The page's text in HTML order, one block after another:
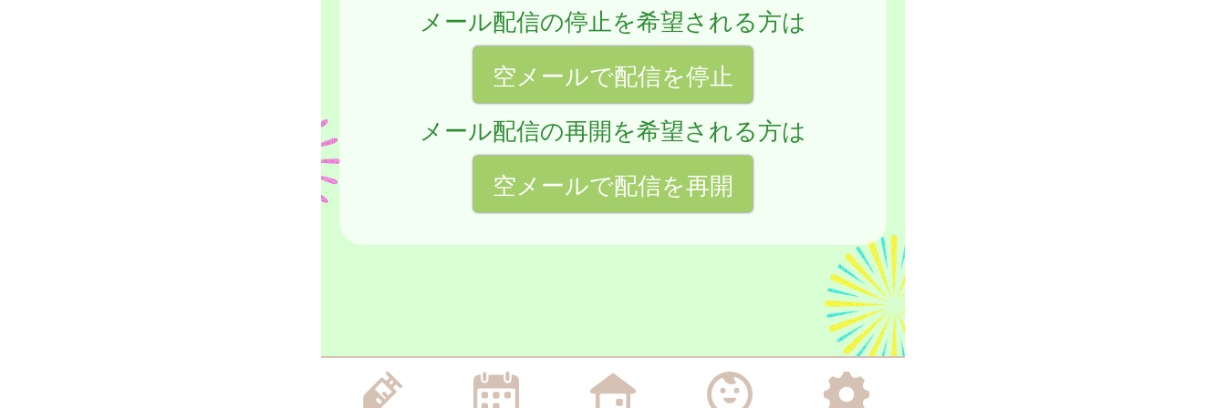
メール配信の停止を希望される方は
空メールで配信を停止
メール配信の再開を希望される方は
空メールで配信を再開